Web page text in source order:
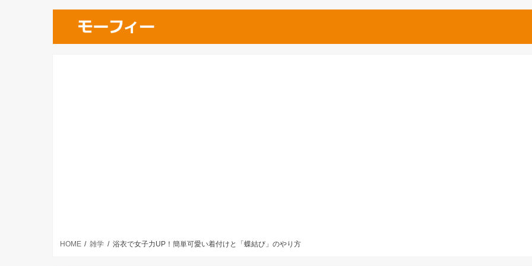
HOME 雑学 浴衣で女子力UP！簡単可愛い着付けと「蝶結び」のやり方